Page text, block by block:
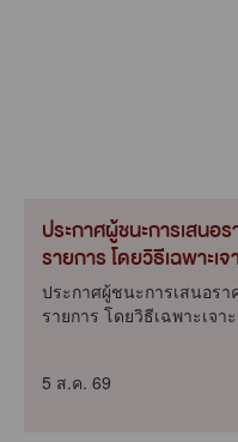
ประกาศผู้ชนะการเสนอ
รายการ โดยวิธีเฉพาะเ
ประกาศผู้ชนะการเสนอร
รายการ โดยวิธีเฉพาะเจา
5 ส.ค. 69